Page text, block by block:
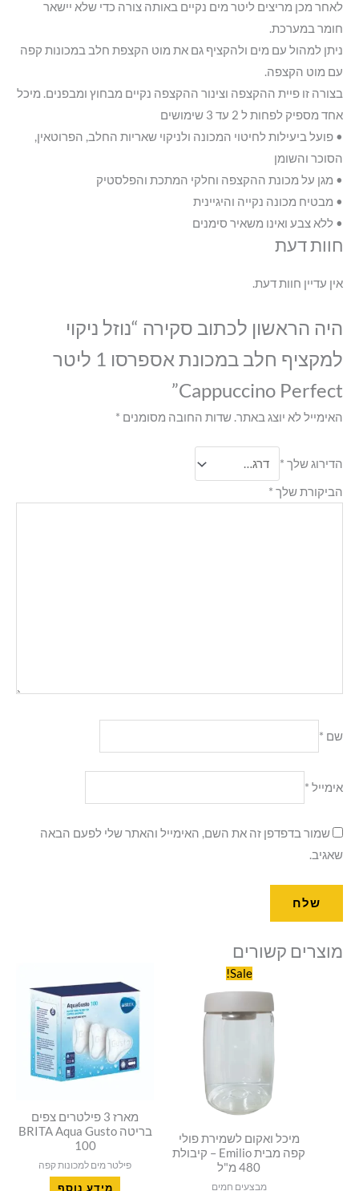
לאחר מכן מריצים ליטר מים נקיים באותה צורה כדי שלא יישאר
חומר במערכת.
ניתן למהול עם מים ולהקציף גם את מוט הקצפת חלב במכונות קפה
עם מוט הקצפה.
בצורה זו פיית ההקצפה וצינור ההקצפה נקיים מבחוץ ומבפנים. מיכל
אחד מספיק לפחות ל 2 עד 3 שימושים
• פועל ביעילות לחיטוי המכונה ולניקוי שאריות החלב, הפרוטאין,
הסוכר והשומן
• מגן על מכונת ההקצפה וחלקי המתכת והפלסטיק
• מבטיח מכונה נקייה והיגיינית
• ללא צבע ואינו משאיר סימנים
חוות דעת
אין עדיין חוות דעת.
היה הראשון לכתוב סקירה “נוזל ניקוי
למקציף חלב במכונת אספרסו 1 ליטר
Cappuccino Perfect”
האימייל לא יוצג באתר. שדות החובה מסומנים *
הדירוג שלך *
הביקורת שלך *
שם *
אימייל *
שמור בדפדפן זה את השם, האימייל והאתר שלי לפעם הבאה
שאגיב.
מוצרים קשורים
Sale!
מיכל ואקום לשמירת פולי
קפה מבית Emilio – קיבולת
480 מ"ל
מבצעים חמים
המחיר
המקורי
היה:
₪110.00.
הוא:
₪99.00.
מארז 3 פילטרים צפים
בריטה BRITA Aqua Gusto
100
פילטר מים למכונות קפה
מידע נוסף